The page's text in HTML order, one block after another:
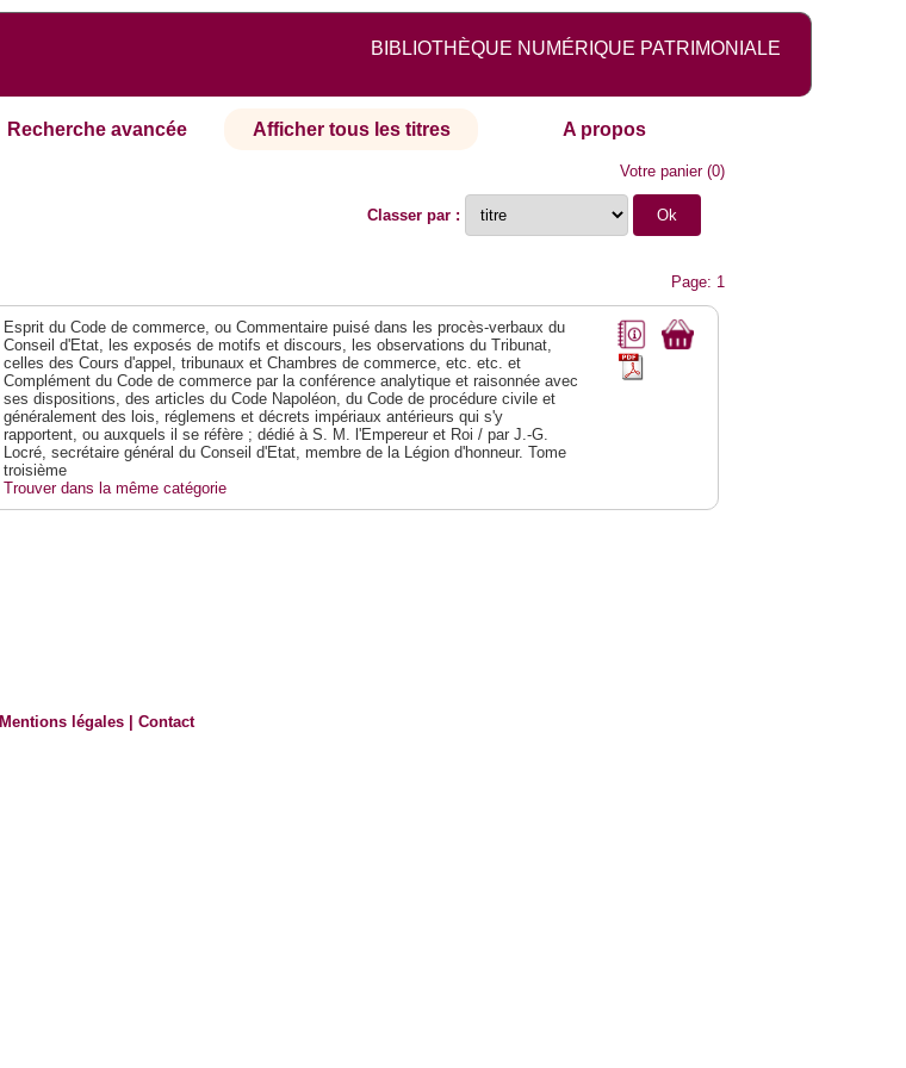
BIBLIOTHÈQUE NUMÉRIQUE PATRIMONIALE
Recherche avancée Afficher tous les titres A propos
Votre panier(0)
Classer par :
Page: 1
Esprit du Code de commerce, ou Commentaire puisé dans les procès-verbaux du
Conseil d'Etat, les exposés de motifs et discours, les observations du Tribunat,
celles des Cours d'appel, tribunaux et Chambres de commerce, etc. etc. et
Complément du Code de commerce par la conférence analytique et raisonnée avec
ses dispositions, des articles du Code Napoléon, du Code de procédure civile et
généralement des lois, réglemens et décrets impériaux antérieurs qui s'y
rapportent, ou auxquels il se réfère ; dédié à S. M. l'Empereur et Roi / par J.-G.
Locré, secrétaire général du Conseil d'Etat, membre de la Légion d'honneur. Tome
troisième
Trouver dans la même catégorie
Mentions légales |Contact